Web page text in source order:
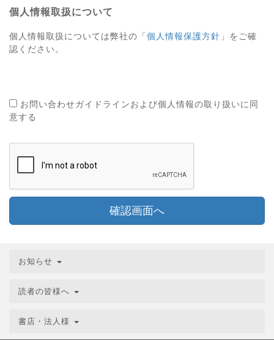
個人情報取扱について
個人情報取扱については弊社の「 個人情報保護方針 」をご確
認ください。
お問い合わせガイドラインおよび個人情報の取り扱いに同
意する
確認画面へ
お知らせ
読者の皆様へ
書店・法人様